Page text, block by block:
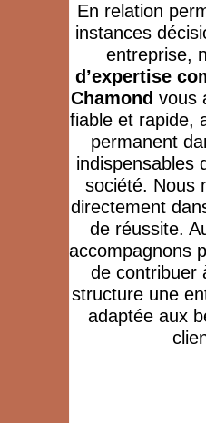
En relation
instances
entreprise,
d’expertise
Chamond vous
fiable et rapide,
permanent
indispensables
société. Nous
directement
de réussite.
accompagnons
de contribuer
structure une
adaptée aux